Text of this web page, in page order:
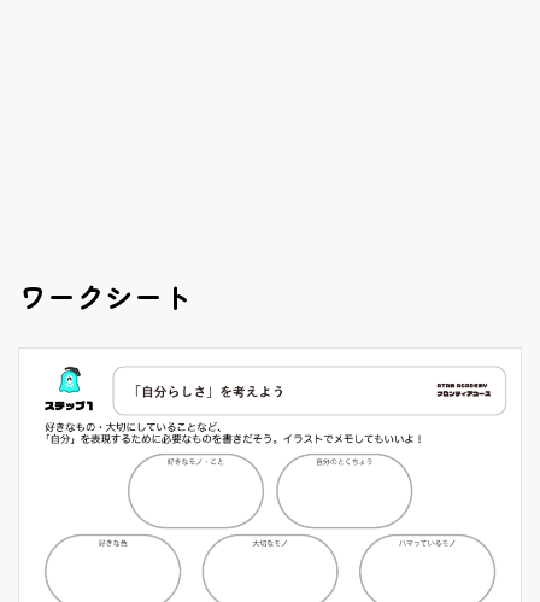
ワークシート